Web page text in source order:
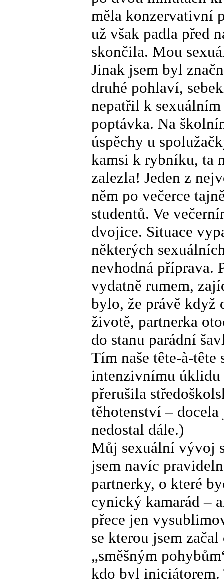
měla konzervativní
už však padla před
skončila. Mou
Jinak jsem byl
druhé pohlaví,
nepatřil k
poptávka. Na
úspěchy u
kamsi k rybníku, ta
zalezla! Jeden z
něm po večerce
studentů. Ve
dvojice. Situace
některých
nevhodná příprava.
vydatně rumem,
bylo, že právě když
životě, partnerka
do stanu parádní
Tím naše tête-à-
intenzivnímu úklidu
přerušila
těhotenství –
nedostal dále.)
Můj sexuální vývoj
jsem navíc
partnerky, o které
cynický kamarád –
přece jen
se kterou jsem
„směšným
kdo byl iniciátorem.